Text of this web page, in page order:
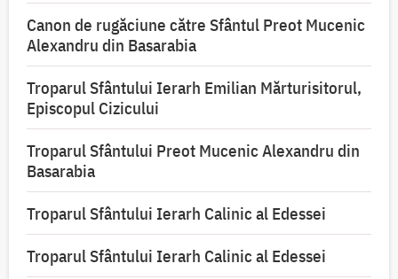
Canon de rugăciune către Sfântul Preot Mucenic
Alexandru din Basarabia
Troparul Sfântului Ierarh Emilian Mărturisitorul,
Episcopul Cizicului
Troparul Sfântului Preot Mucenic Alexandru din
Basarabia
Troparul Sfântului Ierarh Calinic al Edessei
Troparul Sfântului Ierarh Calinic al Edessei